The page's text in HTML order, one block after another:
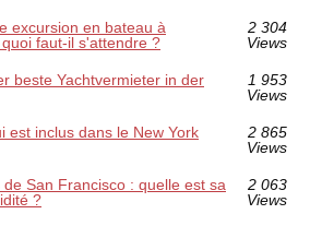
excursion en bateau à
faut-il s'attendre ?
2 304
Views
beste Yachtvermieter in der
1 953
Views
est inclus dans le New York
2 865
Views
de San Francisco : quelle est sa
?
2 063
Views